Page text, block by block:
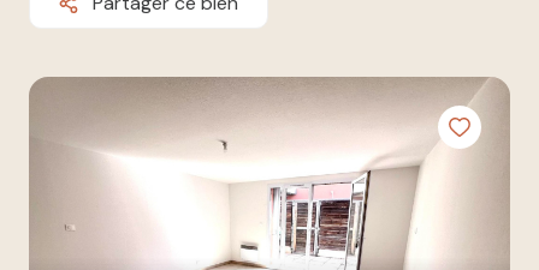
vendre
LOCATIVE
ESTIMATION
REJOINDRE